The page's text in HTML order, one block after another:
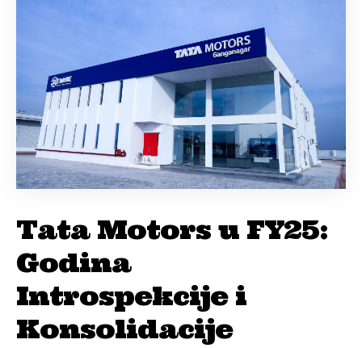
Tata Motors u FY25:
Godina
Introspekcije i
Konsolidacije